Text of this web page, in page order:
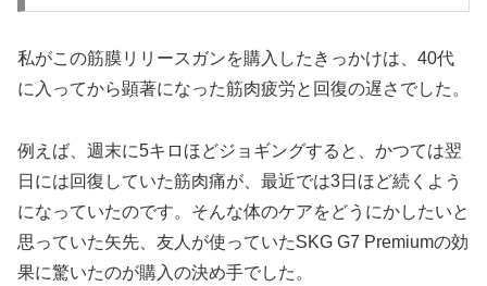
私がこの筋膜リリースガンを購入したきっかけは、40代
に入ってから顕著になった筋肉疲労と回復の遅さでした。
例えば、週末に5キロほどジョギングすると、かつては翌
日には回復していた筋肉痛が、最近では3日ほど続くよう
になっていたのです。そんな体のケアをどうにかしたいと
思っていた矢先、友人が使っていたSKG G7 Premiumの効
果に驚いたのが購入の決め手でした。